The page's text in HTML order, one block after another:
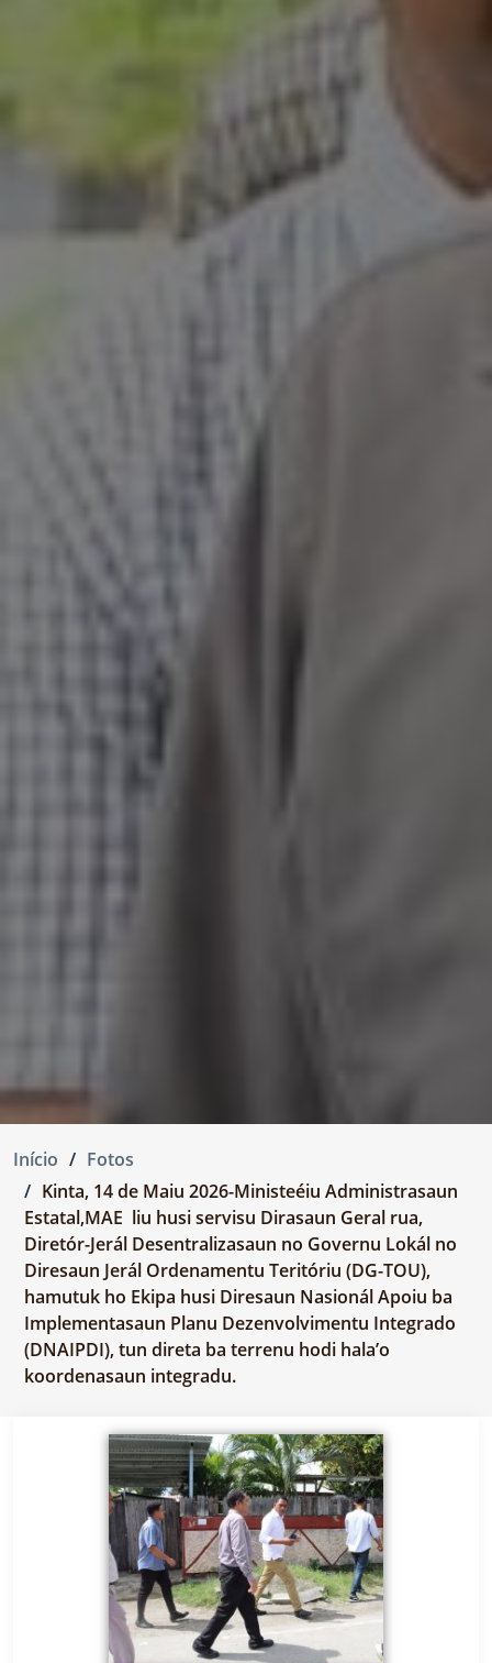
Início
Fotos
Kinta, 14 de Maiu 2026-Ministeéiu Administrasaun
Estatal,MAE liu husi servisu Dirasaun Geral rua,
Diretór-Jerál Desentralizasaun no Governu Lokál no
Diresaun Jerál Ordenamentu Teritóriu (DG-TOU),
hamutuk ho Ekipa husi Diresaun Nasionál Apoiu ba
Implementasaun Planu Dezenvolvimentu Integrado
(DNAIPDI), tun direta ba terrenu hodi hala’o
koordenasaun integradu.